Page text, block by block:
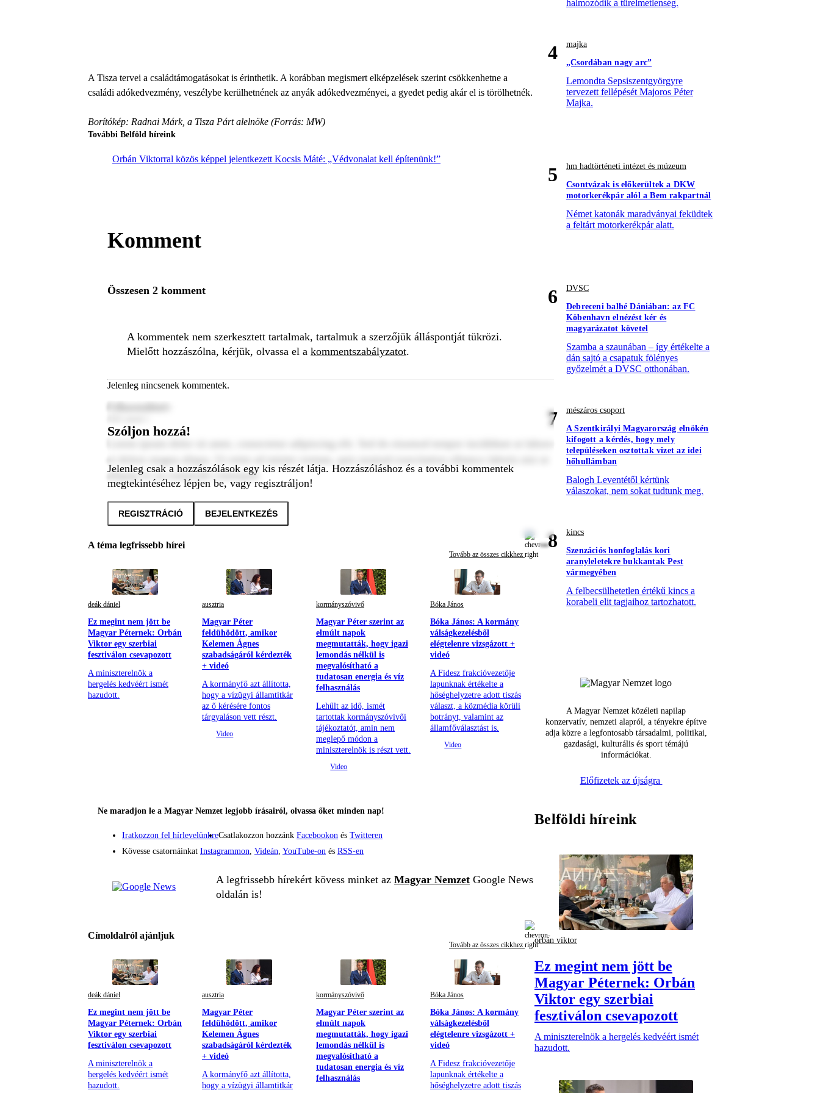
A Tisza tervei a családtámogatásokat is érinthetik. A korábban megismert elképzelések szerint csökkenhetne a
családi adókedvezmény, veszélybe kerülhetnének az anyák adókedvezményei, a gyedet pedig akár el is törölhetnék.
Borítókép: Radnai Márk, a Tisza Párt alelnöke (Forrás: MW)
További Belföld híreink
Orbán Viktorral közös képpel jelentkezett Kocsis Máté: „Védvonalat kell építenünk!”
Komment
Összesen 2 komment
A kommentek nem szerkesztett tartalmak, tartalmuk a szerzőjük álláspontját tükrözi.
Mielőtt hozzászólna, kérjük, olvassa el a kommentszabályzatot.
Jelenleg nincsenek kommentek.
aliquip ex ea commodo consequat.
Szóljon hozzá!
Jelenleg csak a hozzászólások egy kis részét látja. Hozzászóláshoz és a további kommentek
megtekintéséhez lépjen be, vagy regisztráljon!
REGISZTRÁCIÓ BEJELENTKEZÉS
A téma legfrissebb hírei
Tovább az összes cikkhez
deák dániel
Ez megint nem jött be
Magyar Péternek: Orbán
Viktor egy szerbiai
fesztiválon csevapozott
A miniszterelnök a
hergelés kedvéért ismét
hazudott.
ausztria
Magyar Péter
feldühödött, amikor
Kelemen Ágnes
szabadságáról kérdezték
+ videó
A kormányfő azt állította,
hogy a vízügyi államtitkár
az ő kérésére fontos
tárgyaláson vett részt.
kormányszóvivő
Magyar Péter szerint az
elmúlt napok
megmutatták, hogy igazi
lemondás nélkül is
megvalósítható a
tudatosan energia és víz
felhasználás
Lehűlt az idő, ismét
tartottak kormányszóvivői
tájékoztatót, amin nem
meglepő módon a
miniszterelnök is részt vett.
Bóka János
Bóka János: A kormány
válságkezelésből
elégtelenre vizsgázott +
videó
A Fidesz frakcióvezetője
lapunknak értékelte a
hőséghelyzetre adott tiszás
választ, a közmédia körüli
botrányt, valamint az
államfőválasztást is.
Ne maradjon le a Magyar Nemzet legjobb írásairól, olvassa őket minden nap!
Iratkozzon fel hírlevelünkreCsatlakozzon hozzánk Facebookon és Twitteren
Kövesse csatornáinkat Instagrammon, Videán, YouTube-on és RSS-en
A legfrissebb hírekért kövess minket az Magyar Nemzet Google News
oldalán is!
Címoldalról ajánljuk
Tovább az összes cikkhez
deák dániel
Ez megint nem jött be
Magyar Péternek: Orbán
Viktor egy szerbiai
fesztiválon csevapozott
A miniszterelnök a
hergelés kedvéért ismét
hazudott.
ausztria
Magyar Péter
feldühödött, amikor
Kelemen Ágnes
szabadságáról kérdezték
+ videó
A kormányfő azt állította,
hogy a vízügyi államtitkár
kormányszóvivő
Magyar Péter szerint az
elmúlt napok
megmutatták, hogy igazi
lemondás nélkül is
megvalósítható a
tudatosan energia és víz
felhasználás
Bóka János
Bóka János: A kormány
válságkezelésből
elégtelenre vizsgázott +
videó
A Fidesz frakcióvezetője
lapunknak értékelte a
hőséghelyzetre adott tiszás
halmozódik a türelmetlenség.
4
majka
„Csordában nagy arc”
Lemondta Sepsiszentgyörgyre
tervezett fellépését Majoros Péter
Majka.
5
hm hadtörténeti intézet és múzeum
Csontvázak is előkerültek a DKW
motorkerékpár alól a Bem rakpartnál
Német katonák maradványai feküdtek
a feltárt motorkerékpár alatt.
6
DVSC
Debreceni balhé Dániában: az FC
Köbenhavn elnézést kér és
magyarázatot követel
Szamba a szaunában – így értékelte a
dán sajtó a csapatuk fölényes
győzelmét a DVSC otthonában.
7
mészáros csoport
A Szentkirályi Magyarország elnökén
kifogott a kérdés, hogy mely
településeken osztottak vizet az idei
hőhullámban
Balogh Leventétől kértünk
válaszokat, nem sokat tudtunk meg.
8
kincs
Szenzációs honfoglalás kori
aranyleletekre bukkantak Pest
vármegyében
A felbecsülhetetlen értékű kincs a
korabeli elit tagjaihoz tartozhatott.
A Magyar Nemzet közéleti napilap
konzervatív, nemzeti alapról, a tényekre építve
adja közre a legfontosabb társadalmi, politikai,
gazdasági, kulturális és sport témájú
információkat.
Előfizetek az újságra
Belföldi híreink
orbán viktor
Ez megint nem jött be
Magyar Péternek: Orbán
Viktor egy szerbiai
fesztiválon csevapozott
A miniszterelnök a hergelés kedvéért ismét
hazudott.